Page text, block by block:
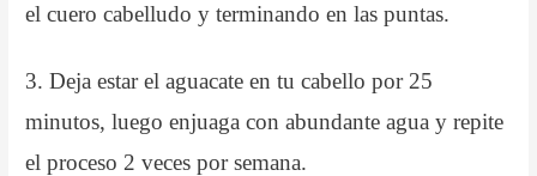
el cuero cabelludo y terminando en las puntas.
3. Deja estar el aguacate en tu cabello por 25
minutos, luego enjuaga con abundante agua y repite
el proceso 2 veces por semana.